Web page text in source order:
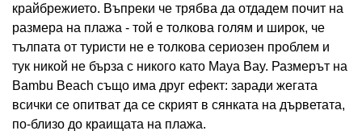
крайбрежието. Въпреки че трябва да отдадем почит на
размера на плажа - той е толкова голям и широк, че
тълпата от туристи не е толкова сериозен проблем и
тук никой не бърза с никого като Maya Bay. Размерът на
Bambu Beach също има друг ефект: заради жегата
всички се опитват да се скрият в сянката на дърветата,
по-близо до краищата на плажа.